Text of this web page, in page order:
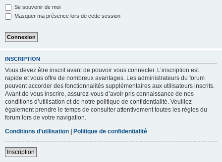
Se souvenir de moi
Masquer ma présence lors de cette session
INSCRIPTION
Vous devez être inscrit avant de pouvoir vous connecter. L’inscription est
rapide et vous offre de nombreux avantages. Les administrateurs du forum
peuvent accorder des fonctionnalités supplémentaires aux utilisateurs inscrits.
Avant de vous inscrire, assurez-vous d’avoir pris connaissance de nos
conditions d’utilisation et de notre politique de confidentialité. Veuillez
également prendre le temps de consulter attentivement toutes les règles du
forum lors de votre navigation.
Conditions d’utilisation
Politique de confidentialité
Inscription